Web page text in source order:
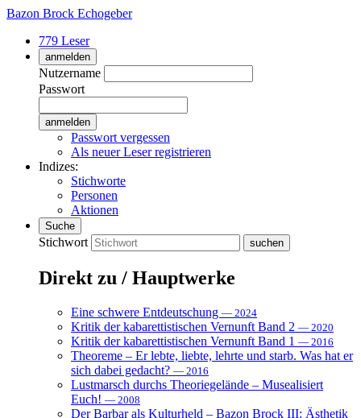
Bazon Brock Echogeber
779 Leser
anmelden
Nutzername
Passwort
Passwort vergessen
Als neuer Leser registrieren
Indizes:
Stichworte
Personen
Aktionen
Suche
Stichwort
Direkt zu / Hauptwerke
Eine schwere Entdeutschung — 2024
Kritik der kabarettistischen Vernunft Band 2 — 2020
Kritik der kabarettistischen Vernunft Band 1 — 2016
Theoreme – Er lebte, liebte, lehrte und starb. Was hat er
sich dabei gedacht? — 2016
Lustmarsch durchs Theoriegelände – Musealisiert
Euch! — 2008
Der Barbar als Kulturheld – Bazon Brock III: Ästhetik